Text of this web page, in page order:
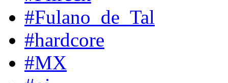
#Fulano_de_Tal
#hardcore
#MX